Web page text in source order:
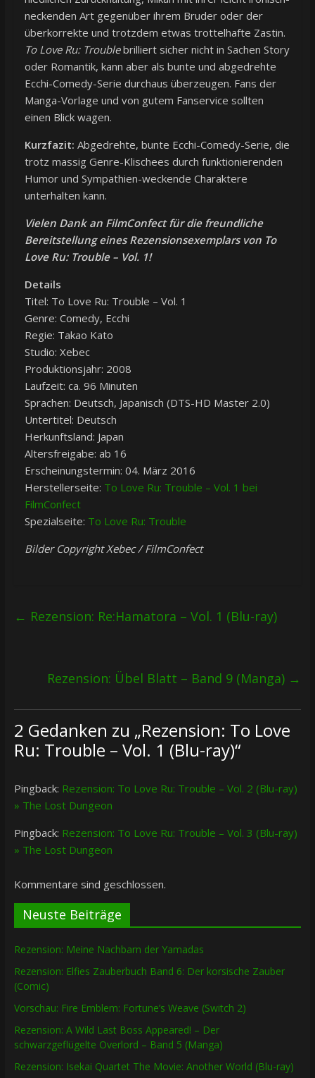
neckenden Art gegenüber ihrem Bruder oder der
überkorrekte und trotzdem etwas trottelhafte Zastin.
To Love Ru: Troublebrilliert sicher nicht in Sachen Story
oder Romantik, kann aber als bunte und abgedrehte
Ecchi-Comedy-Serie durchaus überzeugen. Fans der
Manga-Vorlage und von gutem Fanservice sollten
einen Blick wagen.
Kurzfazit: Abgedrehte, bunte Ecchi-Comedy-Serie, die
trotz massig Genre-Klischees durch funktionierenden
Humor und Sympathien-weckende Charaktere
unterhalten kann.
Vielen Dank an FilmConfect für die freundliche
Bereitstellung eines Rezensionsexemplars von To
Love Ru: Trouble – Vol. 1!
Details
Titel: To Love Ru: Trouble – Vol. 1
Genre: Comedy, Ecchi
Regie: Takao Kato
Studio: Xebec
Produktionsjahr: 2008
Laufzeit: ca. 96 Minuten
Sprachen: Deutsch, Japanisch (DTS-HD Master 2.0)
Untertitel: Deutsch
Herkunftsland: Japan
Altersfreigabe: ab 16
Erscheinungstermin: 04. März 2016
Herstellerseite: To Love Ru: Trouble – Vol. 1 bei
FilmConfect
Spezialseite: To Love Ru: Trouble
Bilder Copyright Xebec / FilmConfect
← Rezension: Re:Hamatora – Vol. 1 (Blu-ray)
Rezension: Übel Blatt – Band 9 (Manga) →
2 Gedanken zu „Rezension: To Love
Ru: Trouble – Vol. 1 (Blu-ray)“
Pingback: Rezension: To Love Ru: Trouble – Vol. 2 (Blu-ray)
» The Lost Dungeon
Pingback: Rezension: To Love Ru: Trouble – Vol. 3 (Blu-ray)
» The Lost Dungeon
Kommentare sind geschlossen.
Neuste Beiträge
Rezension: Meine Nachbarn der Yamadas
Rezension: Elfies Zauberbuch Band 6: Der korsische Zauber
(Comic)
Vorschau: Fire Emblem: Fortune’s Weave (Switch 2)
Rezension: A Wild Last Boss Appeared! – Der
schwarzgeflügelte Overlord – Band 5 (Manga)
Rezension: Isekai Quartet The Movie: Another World (Blu-ray)